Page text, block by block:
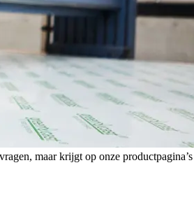
maar krijgt op onze